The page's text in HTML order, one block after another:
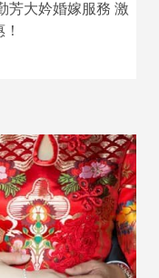
芳大妗婚嫁服務 激